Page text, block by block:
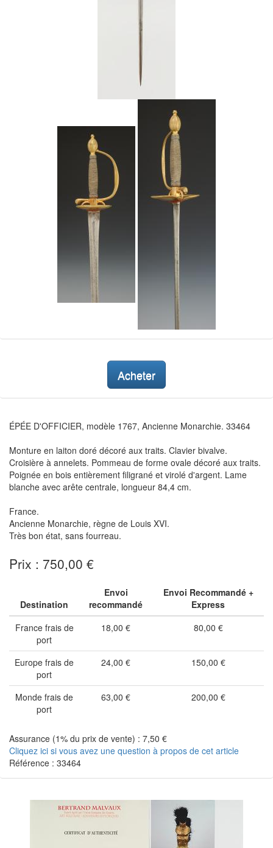
Acheter
ÉPÉE D'OFFICIER, modèle 1767, Ancienne Monarchie. 33464
Monture en laiton doré décoré aux traits. Clavier bivalve.
Croisière à annelets. Pommeau de forme ovale décoré aux traits.
Poignée en bois entièrement filigrané et virolé d'argent. Lame
blanche avec arête centrale, longueur 84,4 cm.
France.
Ancienne Monarchie, règne de Louis XVI.
Très bon état, sans fourreau.
Prix : 750,00 €
Destination
Envoi
recommandé
Envoi Recommandé +
Express
France frais de
port
18,00 € 80,00 €
Europe frais de
port
24,00 € 150,00 €
Monde frais de
port
63,00 € 200,00 €
Assurance (1% du prix de vente) : 7,50 €
Cliquez ici si vous avez une question à propos de cet article
Référence : 33464